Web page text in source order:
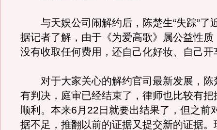
与天娱公司闹解约后，陈楚生“失踪”了
据记者了解，由于《为爱高歌》属公益性质
没有收取任何费用，还自己化好妆、自己开
对于大家关心的解约官司最新发展，陈
有判决，庭审已经结束了，律师也比较有把
顺利。本来6月22日就要出结果了，但之前
据不足，推翻以前的证据又提交新的证据。